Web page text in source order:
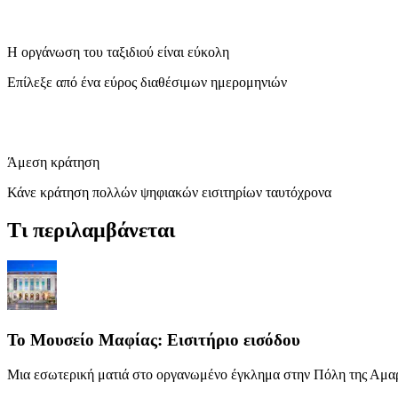
Η οργάνωση του ταξιδιού είναι εύκολη
Επίλεξε από ένα εύρος διαθέσιμων ημερομηνιών
Άμεση κράτηση
Κάνε κράτηση πολλών ψηφιακών εισιτηρίων ταυτόχρονα
Τι περιλαμβάνεται
Το Μουσείο Μαφίας: Εισιτήριο εισόδου
Μια εσωτερική ματιά στο οργανωμένο έγκλημα στην Πόλη της